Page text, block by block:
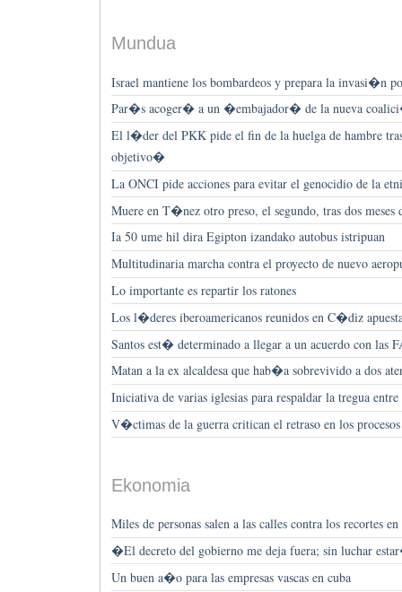
Mundua
Israel mantiene los bombardeos y prepara la invasi�n
Par�s acoger� a un �embajador� de la nueva
El l�der del PKK pide el fin de la huelga de hambre
objetivo�
La ONCI pide acciones para evitar el genocidio de la
Muere en T�nez otro preso, el segundo, tras dos meses
Ia 50 ume hil dira Egipton izandako autobus istripuan
Multitudinaria marcha contra el proyecto de nuevo
Lo importante es repartir los ratones
Los l�deres iberoamericanos reunidos en C�diz
Santos est� determinado a llegar a un acuerdo con las
Matan a la ex alcaldesa que hab�a sobrevivido a dos
Iniciativa de varias iglesias para respaldar la tregua entre
V�ctimas de la guerra critican el retraso en los
Ekonomia
Miles de personas salen a las calles contra los recortes
�El decreto del gobierno me deja fuera; sin luchar
Un buen a�o para las empresas vascas en cuba